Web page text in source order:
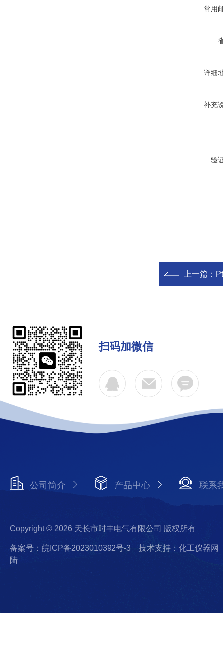
常用
详细
补充
验
上一篇：
扫码加微信
公司简介 产品中心 联系
Copyright © 2026 天长市时丰电气有限公司 版权所有
备案号：皖ICP备2023010392号-3
技术支持：化工仪器网
陆